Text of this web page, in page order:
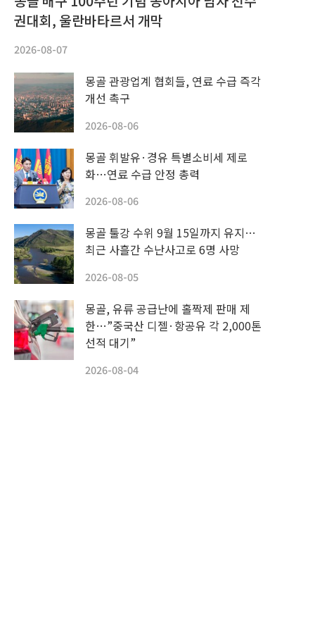
권대회, 울란바타르서 개막
2026-08-07
몽골 관광업계 협회들, 연료 수급 즉각
개선 촉구
2026-08-06
몽골 휘발유·경유 특별소비세 제로
화…연료 수급 안정 총력
2026-08-06
몽골 툴강 수위 9월 15일까지 유지…
최근 사흘간 수난사고로 6명 사망
2026-08-05
몽골, 유류 공급난에 홀짝제 판매 제
한…”중국산 디젤·항공유 각 2,000톤
선적 대기”
2026-08-04